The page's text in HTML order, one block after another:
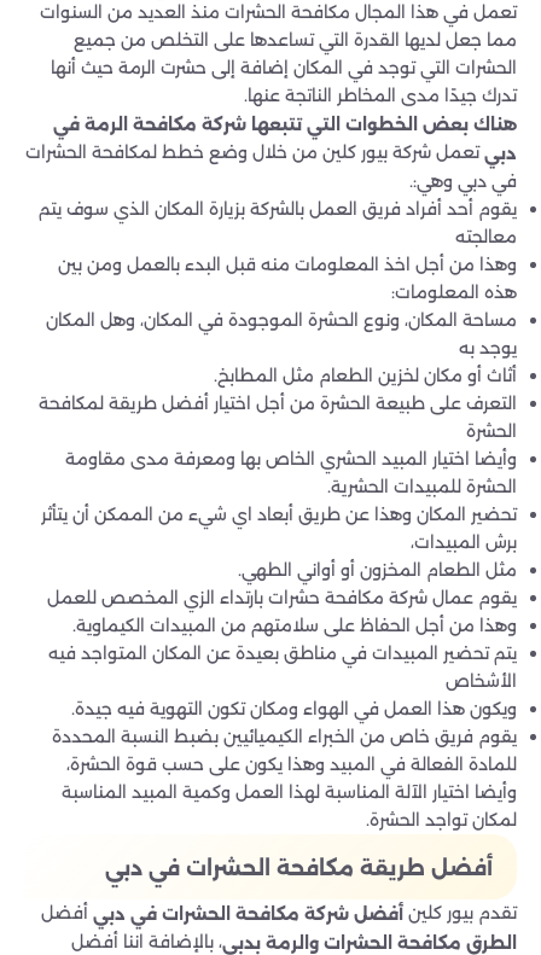
تعمل في هذا المجال مكافحة الحشرات منذ العديد من السنوات
مما جعل لديها القدرة التي تساعدها على التخلص من جميع
الحشرات التي توجد في المكان إضافة إلى حشرت الرمة حيث أنها
تدرك جيدًا مدى المخاطر الناتجة عنها.
هناك بعض الخطوات التي تتبعها شركة مكافحة الرمة في
دبيتعمل شركة بيور كلين من خلال وضع خطط لمكافحة الحشرات
في دبي وهي:.
يقوم أحد أفراد فريق العمل بالشركة بزيارة المكان الذي سوف يتم
معالجته
وهذا من أجل اخذ المعلومات منه قبل البدء بالعمل ومن بين
هذه المعلومات:
مساحة المكان، ونوع الحشرة الموجودة في المكان، وهل المكان
يوجد به
أثاث أو مكان لخزين الطعام مثل المطابخ.
التعرف على طبيعة الحشرة من أجل اختيار أفضل طريقة لمكافحة
الحشرة
وأيضا اختيار المبيد الحشري الخاص بها ومعرفة مدى مقاومة
الحشرة للمبيدات الحشرية.
تحضير المكان وهذا عن طريق أبعاد اي شيء من الممكن أن يتأثر
برش المبيدات،
مثل الطعام المخزون أو أواني الطهي.
يقوم عمال شركة مكافحة حشرات بارتداء الزي المخصص للعمل
وهذا من أجل الحفاظ على سلامتهم من المبيدات الكيماوية.
يتم تحضير المبيدات في مناطق بعيدة عن المكان المتواجد فيه
الأشخاص
ويكون هذا العمل في الهواء ومكان تكون التهوية فيه جيدة.
يقوم فريق خاص من الخبراء الكيميائيين بضبط النسبة المحددة
للمادة الفعالة في المبيد وهذا يكون على حسب قوة الحشرة،
وأيضا اختيار الآلة المناسبة لهذا العمل وكمية المبيد المناسبة
لمكان تواجد الحشرة.
أفضل طريقة مكافحة الحشرات في دبي
تقدم بيور كلين أفضل شركة مكافحة الحشرات في دبي أفضل
الطرق مكافحة الحشرات والرمة بدبي، بالإضافة اننا أفضل